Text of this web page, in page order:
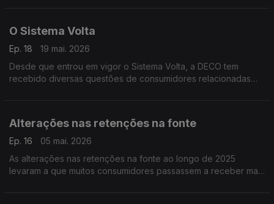
O Sistema Volta
Ep. 18
19 mai. 2026
Desde que entrou em vigor o Sistema Volta, a DECO tem
recebido diversas questões de consumidores relacionadas
Alterações nas retenções na fonte
Ep. 16
05 mai. 2026
As alterações nas retenções na fonte ao longo de 2025
levaram a que muitos consumidores passassem a receber mais